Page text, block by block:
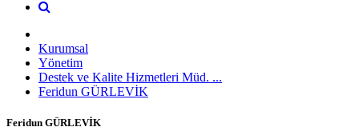
Kurumsal
Yönetim
Destek ve Kalite Hizmetleri Müd. ...
Feridun GÜRLEVİK
Feridun GÜRLEVİK